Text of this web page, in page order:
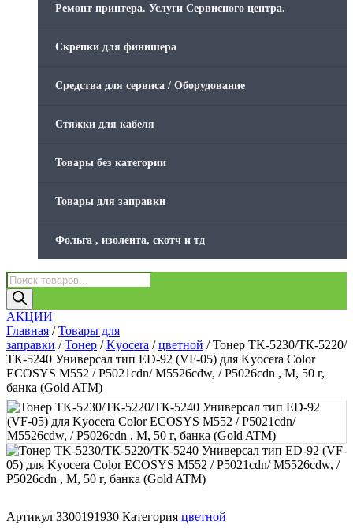
Ремонт принтера. Услуги Сервисного центра.
Скрепки для финишера
Средства для сервиса / Оборудование
Стяжки для кабеля
Товары без категории
Товары для заправки
Фольга , изолента, скотч и тд
Поиск
товаров
АКЦИИ
Главная /Товары для
заправки /Тонер /Kyocera /цветной / Тонер TK-5230/ТК-5220/
ТК-5240 Универсал тип ED-92 (VF-05) для Kyocera Color
ECOSYS M552 / P5021cdn/ M5526cdw, / P5026cdn , M, 50 г,
банка (Gold ATM)
Артикул 3300191930 Категория цветной